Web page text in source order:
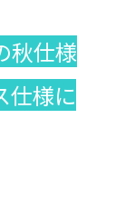
秋仕様
仕様に